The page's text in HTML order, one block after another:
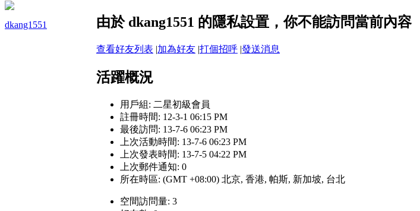
dkang1551 由於 dkang1551 的隱私設置，你不能訪問當前內容
查看好友列表 |加為好友 |打個招呼 |發送消息
活躍概況
用戶組: 二星初級會員
註冊時間: 12-3-1 06:15 PM
最後訪問: 13-7-6 06:23 PM
上次活動時間: 13-7-6 06:23 PM
上次發表時間: 13-7-5 04:22 PM
上次郵件通知: 0
所在時區: (GMT +08:00) 北京, 香港, 帕斯, 新加坡, 台北
空間訪問量: 3